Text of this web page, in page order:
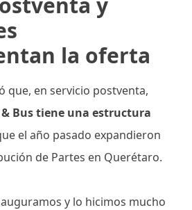
la oferta
que, en servicio postventa,
Bus tiene una estructura
el año pasado expandieron
de Partes en Querétaro.
y lo hicimos mucho